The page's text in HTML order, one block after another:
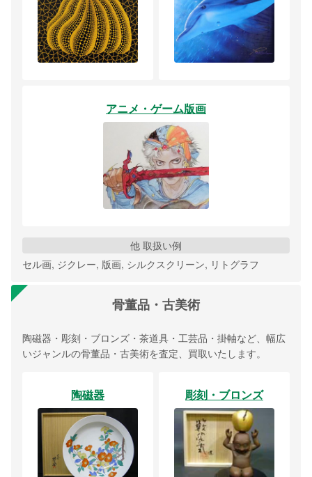
アニメ・ゲーム版画
他 取扱い例
セル画, ジクレー, 版画, シルクスクリーン, リトグラフ
骨董品・古美術
陶磁器・彫刻・ブロンズ・茶道具・工芸品・掛軸など、幅広
いジャンルの骨董品・古美術を査定、買取いたします。
陶磁器 彫刻・ブロンズ